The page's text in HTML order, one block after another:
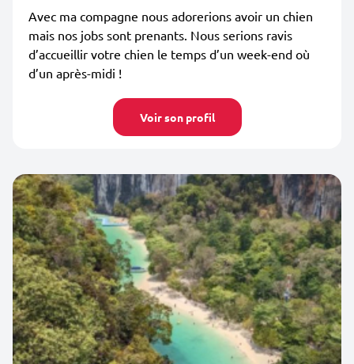
Avec ma compagne nous adorerions avoir un chien
mais nos jobs sont prenants. Nous serions ravis
d’accueillir votre chien le temps d’un week-end où
d’un après-midi !
Voir son profil